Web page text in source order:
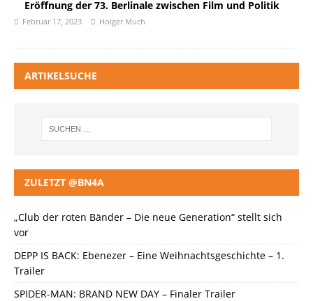
Eröffnung der 73. Berlinale zwischen Film und Politik
Februar 17, 2023 Holger Much
ARTIKELSUCHE
ZULETZT @BN4A
„Club der roten Bänder – Die neue Generation“ stellt sich
vor
DEPP IS BACK: Ebenezer – Eine Weihnachtsgeschichte – 1.
Trailer
SPIDER-MAN: BRAND NEW DAY – Finaler Trailer